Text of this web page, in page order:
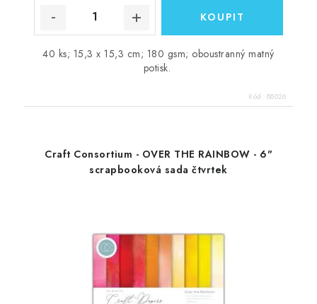
40 ks; 15,3 x 15,3 cm; 180 gsm; oboustranný matný
potisk.
Kód: 88026
Craft Consortium - OVER THE RAINBOW - 6"
scrapbooková sada čtvrtek